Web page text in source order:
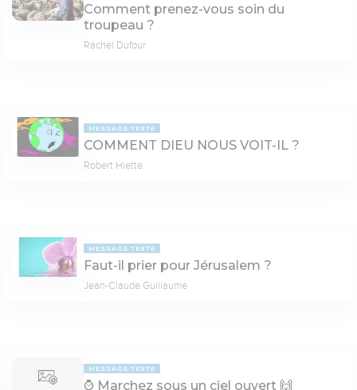
Comment prenez-vous soin du
troupeau ?
Rachel Dufour
MESSAGE TEXTE
COMMENT DIEU NOUS VOIT-IL ?
Robert Hiette
MESSAGE TEXTE
Faut-il prier pour Jérusalem ?
Jean-Claude Guillaume
MESSAGE TEXTE
⌚ Marchez sous un ciel ouvert 🙌